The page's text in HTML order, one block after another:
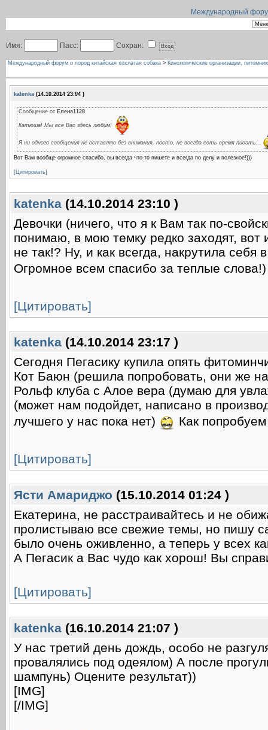
Международный
Имя: Пасс: Сохран:
Международный форум о пород китайская хохлатая собака > Кинологические организации,
katenka (14.10.2014 23:04 )
Сообщение от Елена1128
Катюша! Мы все Вас здесь любим!
Я ни одного сообщения не оставляю без внимания, посто, не всегда есть время писать...
Вот Вам вообще огромное спасибо, вы всегда что-то пишете и всегда по делу и полезное!)))
[Цитировать]
katenka (14.10.2014 23:10 )
Девочки (ничего, что я к Вам так по-
понимаю, в мою темку редко заходят,
не так!? Ну, и как всегда, накрутила
Огромное всем спасибо за теплые слова!)
[Цитировать]
katenka (14.10.2014 23:17 )
Сегодня Пегасику купила опять
Кот Баюн (решила попробовать, они же
Рольф клуба с Алое вера (думаю для
(может нам подойдет, написано в
лучшего у нас пока нет)
Как
[Цитировать]
Ясти Амариджо (15.10.2014 01:24 )
Екатерина, не расстраивайтесь и не
пролистываю все свежие темы, но пишу
было очень оживленно, а теперь у всех
А Пегасик а Вас чудо как хорош! Вы
[Цитировать]
katenka (16.10.2014 21:07 )
У нас третий день дождь, особо не
провалялись под одеялом) А после
шампунь) Оцените результат))
[IMG]
[/IMG]